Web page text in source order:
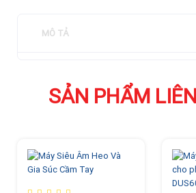
MÔ TẢ
SẢN PHẨM